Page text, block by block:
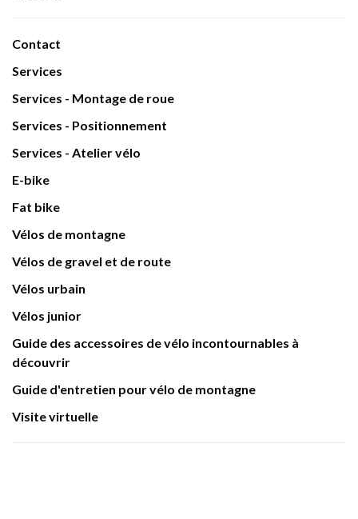
Contact
Services
Services - Montage de roue
Services - Positionnement
Services - Atelier vélo
E-bike
Fat bike
Vélos de montagne
Vélos de gravel et de route
Vélos urbain
Vélos junior
Guide des accessoires de vélo incontournables à
découvrir
Guide d'entretien pour vélo de montagne
Visite virtuelle